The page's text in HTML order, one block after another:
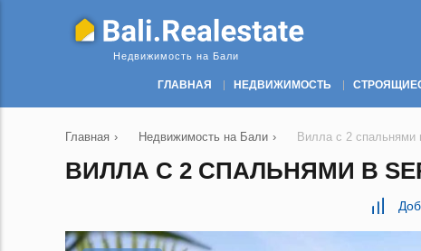
Недвижимость на Бали
ГЛАВНАЯ НЕДВИЖИМОСТЬ
Главная › Недвижимость на Бали › Вилла с 2 спальнями
ВИЛЛА С 2 СПАЛЬНЯМИ В